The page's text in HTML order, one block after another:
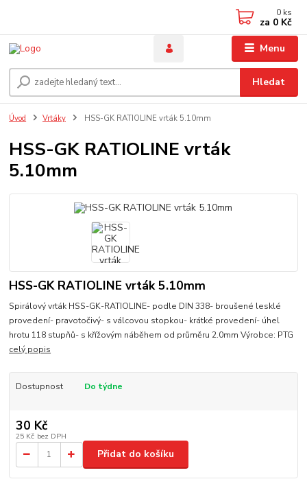
Menu
Hledat
0 ks
za 0 Kč
Úvod Vrtáky HSS-GK RATIOLINE vrták 5.10mm
HSS-GK RATIOLINE vrták
5.10mm
HSS-GK RATIOLINE vrták 5.10mm
Spirálový vrták HSS-GK-RATIOLINE- podle DIN 338- broušené lesklé
provedení- pravotočivý- s válcovou stopkou- krátké provedení- úhel
hrotu 118 stupňů- s křížovým náběhem od průměru 2.0mm Výrobce: PTG
celý popis
Dostupnost Do týdne
30 Kč
25 Kč bez DPH
Přidat do košíku